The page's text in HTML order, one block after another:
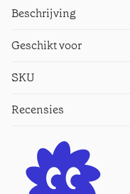
Beschrijving
Geschikt voor
SKU
Recensies